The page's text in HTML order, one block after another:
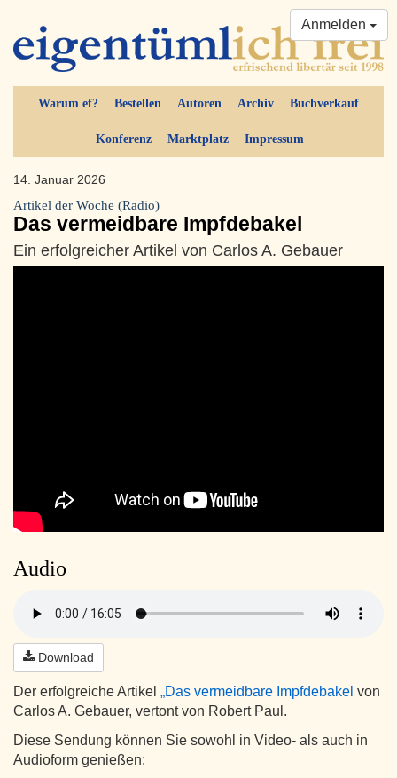
Warum ef? Bestellen Autoren Archiv Buchverkauf
Konferenz Marktplatz Impressum
Anmelden
14. Januar 2026
Artikel der Woche (Radio)
Das vermeidbare Impfdebakel
Ein erfolgreicher Artikel von Carlos A. Gebauer
Audio
Download
Der erfolgreiche Artikel „Das vermeidbare Impfdebakel von
Carlos A. Gebauer, vertont von Robert Paul.
Diese Sendung können Sie sowohl in Video- als auch in
Audioform genießen: